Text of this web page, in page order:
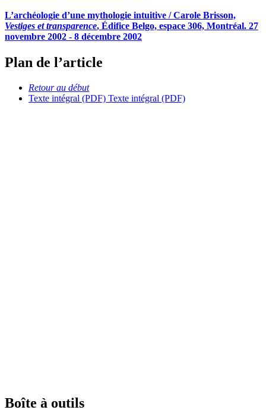
L’archéologie d’une mythologie intuitive / Carole Brisson,
Vestiges et transparence, Édifice Belgo, espace 306, Montréal. 27
novembre 2002 - 8 décembre 2002
Plan de l’article
Retour au début
Texte intégral (PDF) Texte intégral (PDF)
Boîte à outils